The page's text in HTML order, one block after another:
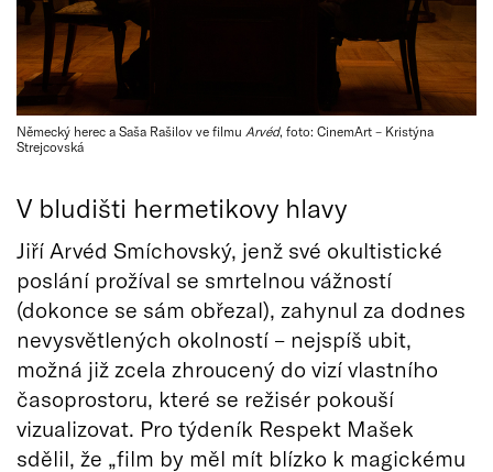
Německý herec a Saša Rašilov ve filmu Arvéd, foto: CinemArt – Kristýna
Strejcovská
V bludišti hermetikovy hlavy
Jiří Arvéd Smíchovský, jenž své okultistické
poslání prožíval se smrtelnou vážností
(dokonce se sám obřezal), zahynul za dodnes
nevysvětlených okolností – nejspíš ubit,
možná již zcela zhroucený do vizí vlastního
časoprostoru, které se režisér pokouší
vizualizovat. Pro týdeník Respekt Mašek
sdělil, že „film by měl mít blízko k magickému